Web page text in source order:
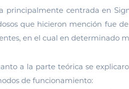
principalmente centrada en
que hicieron mención fue
en el cual en determinado
a la parte teórica se
de funcionamiento: